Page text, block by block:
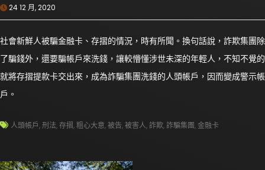
24 12 月, 2020
社會新鮮人被騙金融卡、存摺的情況，時有所聞。換句話說，詐欺集團除
了騙錢外，還要騙帳戶來洗錢，讓較懵懂涉世未深的年輕人，不知不覺的
就將存摺提款卡交出來，成為詐騙集團洗錢的人頭帳戶，因而變成警示帳
戶。
人頭帳戶,刑法,存摺,粗心大意,被告,被害人,詐欺,詐騙集團,金融卡